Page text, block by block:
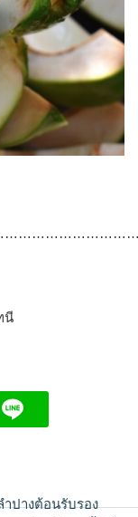
นี
ำปางต้อนรับรอง